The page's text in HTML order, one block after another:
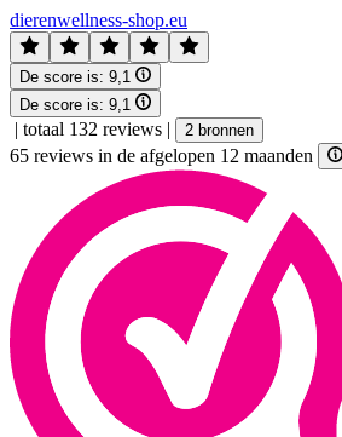
dierenwellness-shop.eu
De score is: 9,1
De score is: 9,1
| totaal 132 reviews | 2 bronnen
65 reviews in de afgelopen 12 maanden